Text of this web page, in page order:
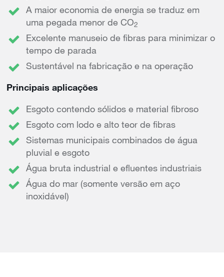
A maior economia de energia se traduz em
uma pegada menor de CO2
Excelente manuseio de fibras para minimizar o
tempo de parada
Sustentável na fabricação e na operação
Principais aplicações
Esgoto contendo sólidos e material fibroso
Esgoto com lodo e alto teor de fibras
Sistemas municipais combinados de água
pluvial e esgoto
Água bruta industrial e efluentes industriais
Água do mar (somente versão em aço
inoxidável)